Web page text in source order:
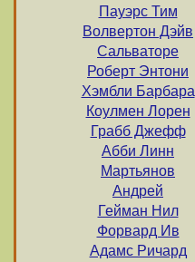
Пауэрс Тим
Волвертон Дэйв
Сальваторе
Роберт Энтони
Хэмбли Барбара
Коулмен Лорен
Грабб Джефф
Абби Линн
Мартьянов
Андрей
Гейман Нил
Форвард Ив
Адамс Ричард